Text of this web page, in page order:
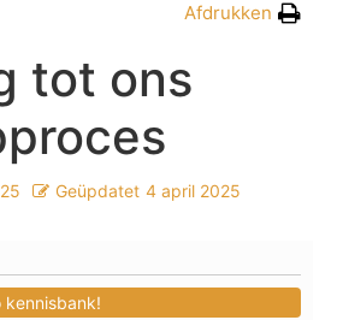
Afdrukken
tot ons
Geüpdatet 4 april 2025
kennisbank!